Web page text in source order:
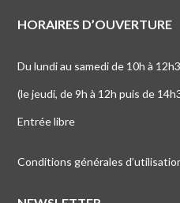
HORAIRES D’OUVERTURE
Du lundi au samedi de 10h à
(le jeudi, de 9h à 12h puis de
Entrée libre
Conditions générales